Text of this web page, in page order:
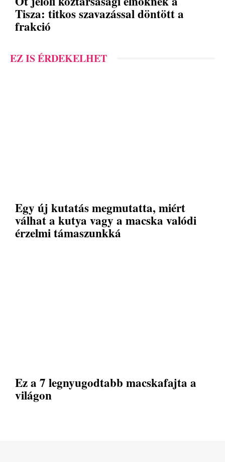
Tisza: titkos szavazással döntött a
frakció
EZ IS ÉRDEKELHET
Egy új kutatás megmutatta, miért
válhat a kutya vagy a macska valódi
érzelmi támaszunkká
Ez a 7 legnyugodtabb macskafajta a
világon